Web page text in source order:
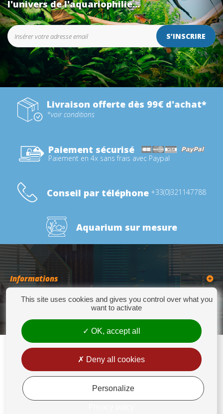
l'univers de l'aquariophilie...
S’INSCRIRE
Livraison offerte dès 99€ d'achat*
*voir conditions
Paiement sécurisé
Paiement en 4x sans frais avec Paypal
Conseil par téléphone +33(0)321147788
Aquarium sur mesure
Informations
Catégories
276 Quater Route de la Bassée - 62300 LENS - Tél : +33(0)3 21 14 77 88 - Fax:
+33(0)3 21 14 77 89 - europrix@wanadoo.fr
Mentions légales
This site uses cookies and gives you control over what you
want to activate
OK, accept all
Deny all cookies
Personalize